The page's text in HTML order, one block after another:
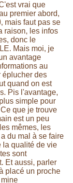
vrai que
premier abord,
mais faut pas se
raison, les infos
donc le
Mais moi, je
avantage
au
éplucher des
quand on est
Pis l'avantage,
simple pour
que je trouve
est un peu
mêmes, les
du mal à se faire
la qualité de vie
sont
Et aussi, parler
placé un proche